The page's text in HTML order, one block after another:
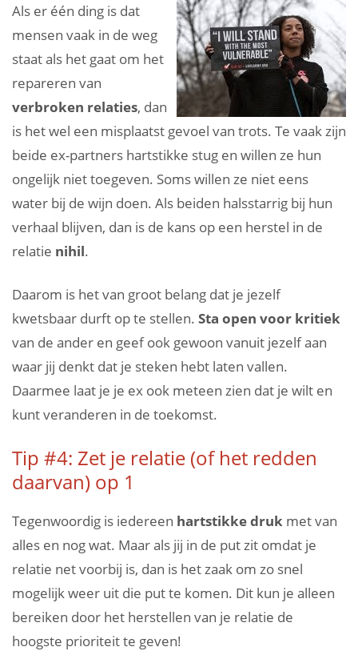
Als er één ding is dat
mensen vaak in de weg
staat als het gaat om het
repareren van
verbroken relaties, dan
is het wel een misplaatst gevoel van trots. Te vaak zijn
beide ex-partners hartstikke stug en willen ze hun
ongelijk niet toegeven. Soms willen ze niet eens
water bij de wijn doen. Als beiden halsstarrig bij hun
verhaal blijven, dan is de kans op een herstel in de
relatie nihil.
Daarom is het van groot belang dat je jezelf
kwetsbaar durft op te stellen. Sta open voor kritiek
van de ander en geef ook gewoon vanuit jezelf aan
waar jij denkt dat je steken hebt laten vallen.
Daarmee laat je je ex ook meteen zien dat je wilt en
kunt veranderen in de toekomst.
Tip #4: Zet je relatie (of het redden
daarvan) op 1
Tegenwoordig is iedereen hartstikke druk met van
alles en nog wat. Maar als jij in de put zit omdat je
relatie net voorbij is, dan is het zaak om zo snel
mogelijk weer uit die put te komen. Dit kun je alleen
bereiken door het herstellen van je relatie de
hoogste prioriteit te geven!